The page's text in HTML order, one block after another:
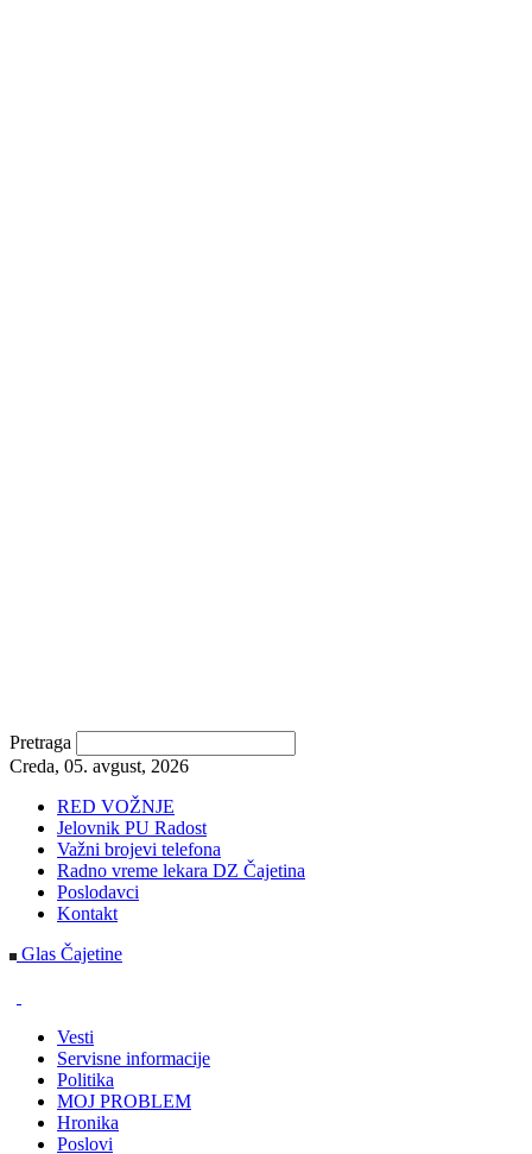
Pretraga
Creda, 05. avgust, 2026
RED VOŽNJE
Jelovnik PU Radost
Važni brojevi telefona
Radno vreme lekara DZ Čajetina
Poslodavci
Kontakt
Glas Čajetine
Vesti
Servisne informacije
Politika
MOJ PROBLEM
Hronika
Poslovi